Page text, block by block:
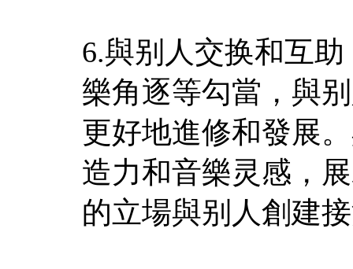
6.與别人交换和互
樂角逐等勾當，與
更好地進修和發展
造力和音樂灵感，
的立場與别人創建